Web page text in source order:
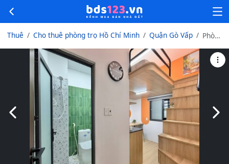
Thuê Cho thuê phòng trọ Hồ Chí Minh Quận Gò Vấp
Phòng
Nội
Thất
Văn
Chiêu
Slide trước